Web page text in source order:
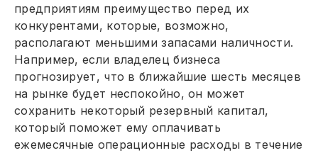
предприятиям преимущество перед их
конкурентами, которые, возможно,
располагают меньшими запасами наличности.
Например, если владелец бизнеса
прогнозирует, что в ближайшие шесть месяцев
на рынке будет неспокойно, он может
сохранить некоторый резервный капитал,
который поможет ему оплачивать
ежемесячные операционные расходы в течение